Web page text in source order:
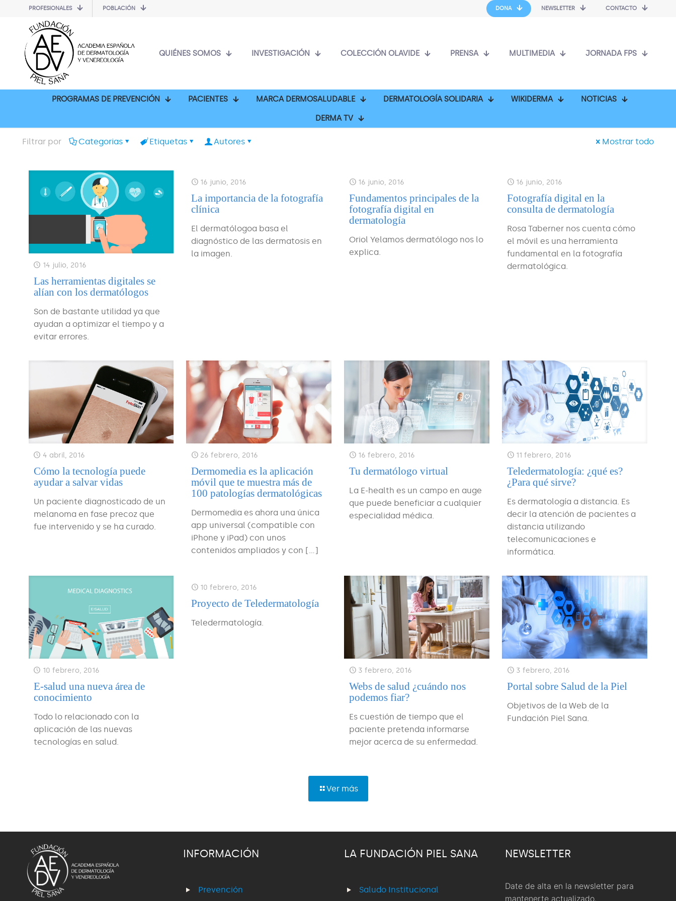
PROFESIONALES POBLACIÓN DONA NEWSLETTER CONTACTO
QUIÉNES SOMOS INVESTIGACIÓN COLECCIÓN OLAVIDE PRENSA MULTIMEDIA JORNADA FPS
PROGRAMAS DE PREVENCIÓN PACIENTES MARCA DERMOSALUDABLE DERMATOLOGÍA SOLIDARIA WIKIDERMA NOTICIAS
DERMA TV
Filtrar por Categorias Etiquetas Autores Mostrar todo
14 julio, 2016
Las herramientas digitales se
alían con los dermatólogos
Son de bastante utilidad ya que
ayudan a optimizar el tiempo y a
evitar errores.
16 junio, 2016
La importancia de la fotografía
clínica
El dermatólogoa basa el
diagnóstico de las dermatosis en
la imagen.
16 junio, 2016
Fundamentos principales de la
fotografía digital en
dermatología
Oriol Yelamos dermatólogo nos lo
explica.
16 junio, 2016
Fotografía digital en la
consulta de dermatología
Rosa Taberner nos cuenta cómo
el móvil es una herramienta
fundamental en la fotografía
dermatológica.
4 abril, 2016
Cómo la tecnología puede
ayudar a salvar vidas
Un paciente diagnosticado de un
melanoma en fase precoz que
fue intervenido y se ha curado.
26 febrero, 2016
Dermomedia es la aplicación
móvil que te muestra más de
100 patologías dermatológicas
Dermomedia es ahora una única
app universal (compatible con
iPhone y iPad) con unos
contenidos ampliados y con […]
16 febrero, 2016
Tu dermatólogo virtual
La E-health es un campo en auge
que puede beneficiar a cualquier
especialidad médica.
11 febrero, 2016
Teledermatología: ¿qué es?
¿Para qué sirve?
Es dermatología a distancia. Es
decir la atención de pacientes a
distancia utilizando
telecomunicaciones e
informática.
10 febrero, 2016
E-salud una nueva área de
conocimiento
Todo lo relacionado con la
aplicación de las nuevas
tecnologías en salud.
10 febrero, 2016
Proyecto de Teledermatología
Teledermatología.
3 febrero, 2016
Webs de salud ¿cuándo nos
podemos fiar?
Es cuestión de tiempo que el
paciente pretenda informarse
mejor acerca de su enfermedad.
3 febrero, 2016
Portal sobre Salud de la Piel
Objetivos de la Web de la
Fundación Piel Sana.
Ver más
INFORMACIÓN
Prevención
LA FUNDACIÓN PIEL SANA
Saludo Institucional
NEWSLETTER
Date de alta en la newsletter para
mantenerte actualizado.